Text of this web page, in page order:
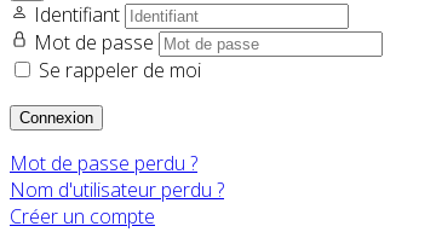
Identifiant
Mot de passe
Se rappeler de moi
Connexion
Mot de passe perdu ?
Nom d'utilisateur perdu ?
Créer un compte